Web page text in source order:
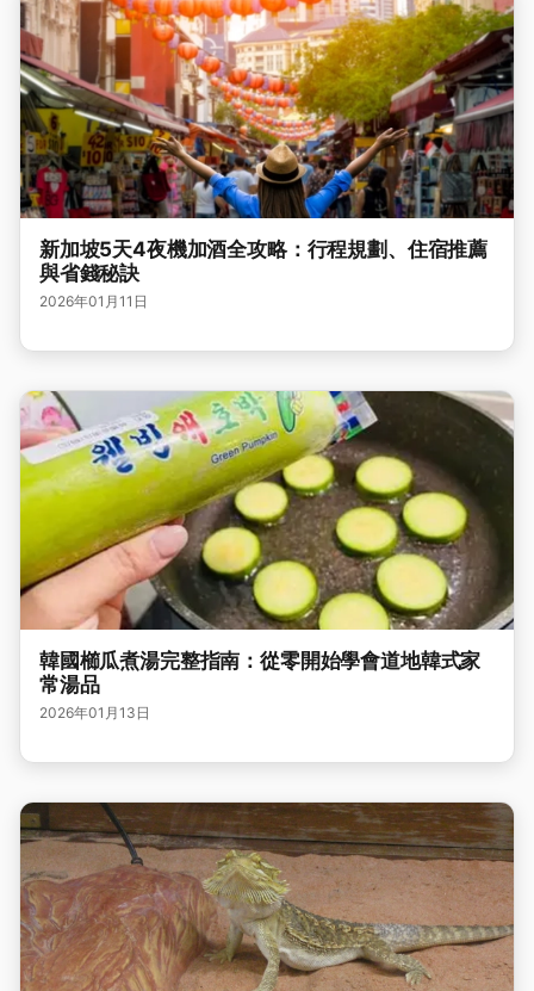
新加坡5天4夜機加酒全攻略：行程規劃、住宿推薦
與省錢秘訣
2026年01月11日
韓國櫛瓜煮湯完整指南：從零開始學會道地韓式家
常湯品
2026年01月13日